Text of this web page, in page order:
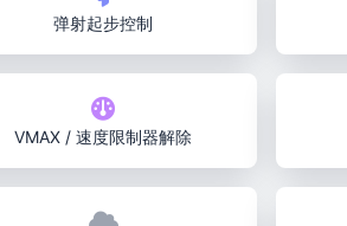
弹射起步控制
VMAX / 速度限制器解除